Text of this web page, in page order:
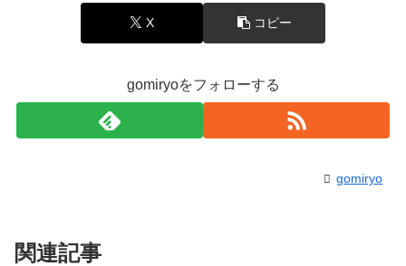
X コピー
gomiryoをフォローする
gomiryo
関連記事